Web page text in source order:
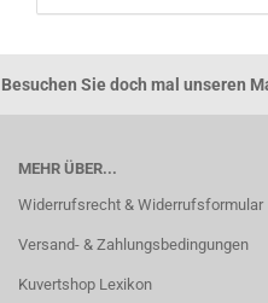
Besuchen Sie doch mal unseren
MEHR ÜBER...
Widerrufsrecht & Widerrufsformular
Versand- & Zahlungsbedingungen
Kuvertshop Lexikon